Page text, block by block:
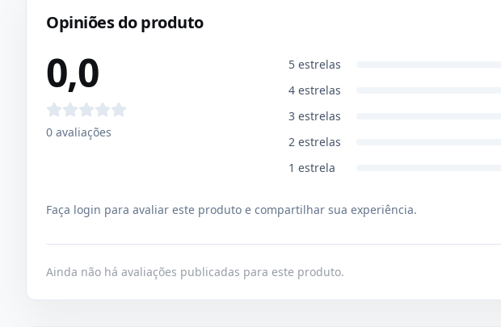
Opiniões do produto
0,0
0 avaliações
5 estrelas
4 estrelas
3 estrelas
2 estrelas
1 estrela
Faça login para avaliar este produto e compartilhar sua experiência.
Ainda não há avaliações publicadas para este produto.